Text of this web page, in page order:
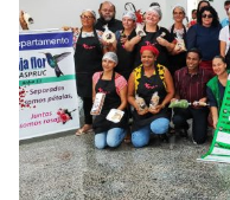
SENAR
SINDICATOS
IPAGRO
SISTEMAS